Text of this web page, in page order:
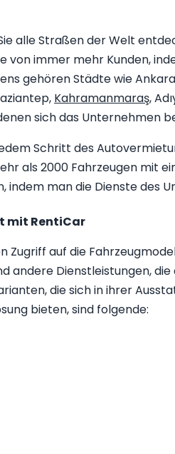
alle Straßen der Welt
von immer mehr Kunden,
gehören Städte wie
Kahramanmaraş,
sich das Unternehmen
Schritt des
als 2000 Fahrzeugen mit
man die Dienste des
mit RentiCar
auf die
andere Dienstleistungen,
die sich in ihrer
bieten, sind folgende: